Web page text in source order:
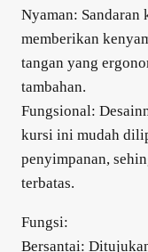
Nyaman: Sandaran
memberikan
tangan yang
tambahan.
Fungsional:
kursi ini mudah
penyimpanan,
terbatas.
Fungsi:
Bersantai: